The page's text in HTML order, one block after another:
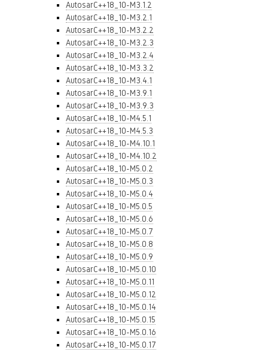
AutosarC++18_10-M3.1.2
AutosarC++18_10-M3.2.1
AutosarC++18_10-M3.2.2
AutosarC++18_10-M3.2.3
AutosarC++18_10-M3.2.4
AutosarC++18_10-M3.3.2
AutosarC++18_10-M3.4.1
AutosarC++18_10-M3.9.1
AutosarC++18_10-M3.9.3
AutosarC++18_10-M4.5.1
AutosarC++18_10-M4.5.3
AutosarC++18_10-M4.10.1
AutosarC++18_10-M4.10.2
AutosarC++18_10-M5.0.2
AutosarC++18_10-M5.0.3
AutosarC++18_10-M5.0.4
AutosarC++18_10-M5.0.5
AutosarC++18_10-M5.0.6
AutosarC++18_10-M5.0.7
AutosarC++18_10-M5.0.8
AutosarC++18_10-M5.0.9
AutosarC++18_10-M5.0.10
AutosarC++18_10-M5.0.11
AutosarC++18_10-M5.0.12
AutosarC++18_10-M5.0.14
AutosarC++18_10-M5.0.15
AutosarC++18_10-M5.0.16
AutosarC++18_10-M5.0.17